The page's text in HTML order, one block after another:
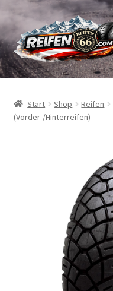
Zur
Navigation
springen
Zum
Inhalt
springen
Reifen
Schläuche
Start Shop Reifen
(Vorder-/Hinterreifen)